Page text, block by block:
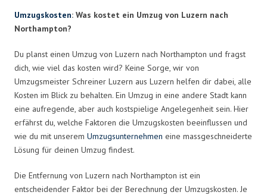
Umzugskosten: Was kostet ein Umzug von Luzern nach
Northampton?
Du planst einen Umzug von Luzern nach Northampton und fragst
dich, wie viel das kosten wird? Keine Sorge, wir von
Umzugsmeister Schreiner Luzern aus Luzern helfen dir dabei, alle
Kosten im Blick zu behalten. Ein Umzug in eine andere Stadt kann
eine aufregende, aber auch kostspielige Angelegenheit sein. Hier
erfährst du, welche Faktoren die Umzugskosten beeinflussen und
wie du mit unserem Umzugsunternehmen eine massgeschneiderte
Lösung für deinen Umzug findest.
Die Entfernung von Luzern nach Northampton ist ein
entscheidender Faktor bei der Berechnung der Umzugskosten. Je